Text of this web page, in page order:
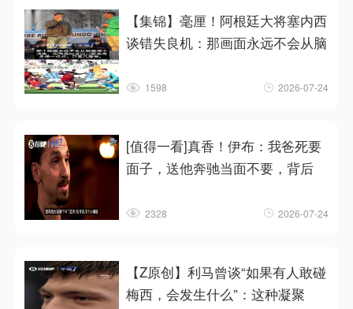
【集锦】毫厘！阿根廷大将塞内西
谈错失良机：那画面永远不会从脑
1598 2026-07-24
[值得一看]真香！伊布：我爸死要
面子，送他奔驰当面不要，背后
2328 2026-07-24
【Z原创】利马曾谈“如果有人敢碰
梅西，会发生什么”：这种凝聚